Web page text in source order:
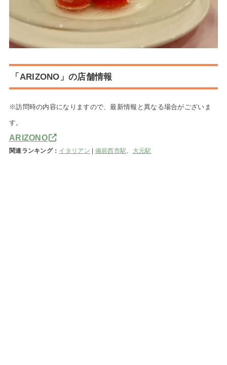
「ARIZONO」の店舗情報
※訪問時の内容になりますので、最新情報と異なる場合がございま
す。
ARIZONO
関連ランキング： イタリアン | 備前西市駅 大元駅